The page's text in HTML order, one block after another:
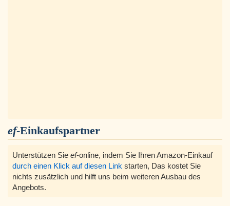
ef-Einkaufspartner
Unterstützen Sie ef-online, indem Sie Ihren Amazon-Einkauf
durch einen Klick auf diesen Link starten, Das kostet Sie
nichts zusätzlich und hilft uns beim weiteren Ausbau des
Angebots.